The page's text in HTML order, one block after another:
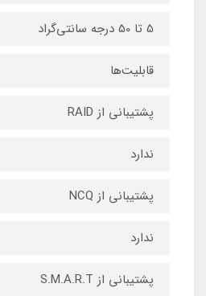
5 تا 50 درجه سانتی‌گراد
قابلیت‌ها
پشتیبانی از RAID
ندارد
پشتیبانی از NCQ
ندارد
پشتیبانی از S.M.A.R.T